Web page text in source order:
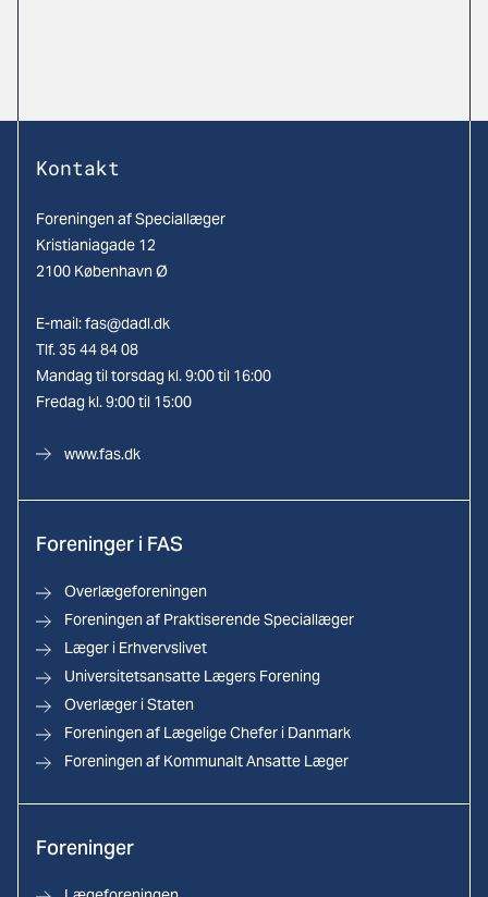
Kontakt
Foreningen af Speciallæger
Kristianiagade 12
2100 København Ø
E-mail:fas@dadl.dk
Tlf. 35 44 84 08
Mandag til torsdag kl. 9:00 til 16:00
Fredag kl. 9:00 til 15:00
www.fas.dk
Foreninger i FAS
Overlægeforeningen
Foreningen af Praktiserende Speciallæger
Læger i Erhvervslivet
Universitetsansatte Lægers Forening
Overlæger i Staten
Foreningen af Lægelige Chefer i Danmark
Foreningen af Kommunalt Ansatte Læger
Foreninger